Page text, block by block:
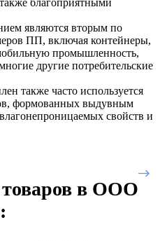
являются вторым по
ПП, включая контейнеры,
промышленность,
другие потребительские
также часто используется
формованных выдувным
свойств и
в ООО